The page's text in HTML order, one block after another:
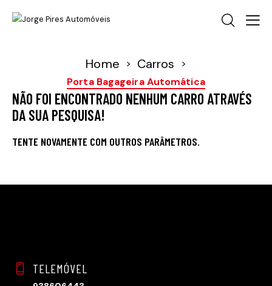
Home > Carros
>
Porta Bagageira Automática
NÃO FOI ENCONTRADO NENHUM CARRO ATRAVÉS
DA SUA PESQUISA!
TENTE NOVAMENTE COM OUTROS PARÂMETROS.
TELEMÓVEL